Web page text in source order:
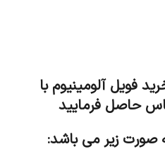
فویل آلومینیوم با
حاصل فرمایید
صورت زیر می باشد: